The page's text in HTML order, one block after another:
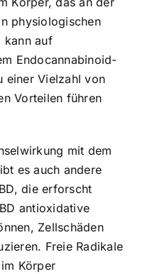
physiologischen
kann auf
Endocannabinoid-
einer Vielzahl von
Vorteilen führen
mit dem
es auch andere
die erforscht
antioxidative
Zellschäden
Freie Radikale
Körper